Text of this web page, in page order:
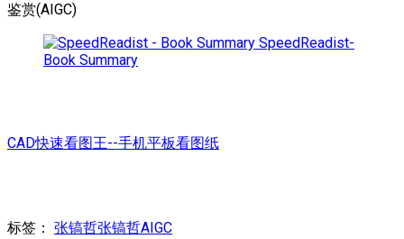
鉴赏(AIGC)
SpeedReadist-
Book Summary
CAD快速看图王--手机平板看图纸
标签： 张镐哲张镐哲AIGC